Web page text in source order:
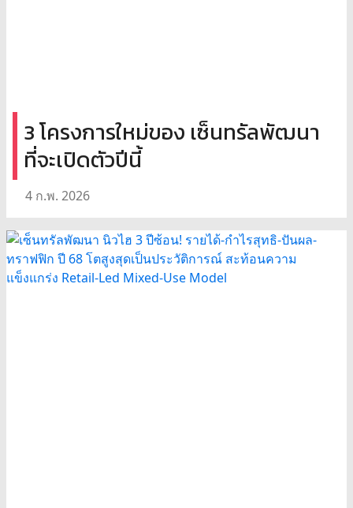
3 โครงการใหม่ของ เซ็นทรัลพัฒนา
ที่จะเปิดตัวปีนี้
4 ก.พ. 2026